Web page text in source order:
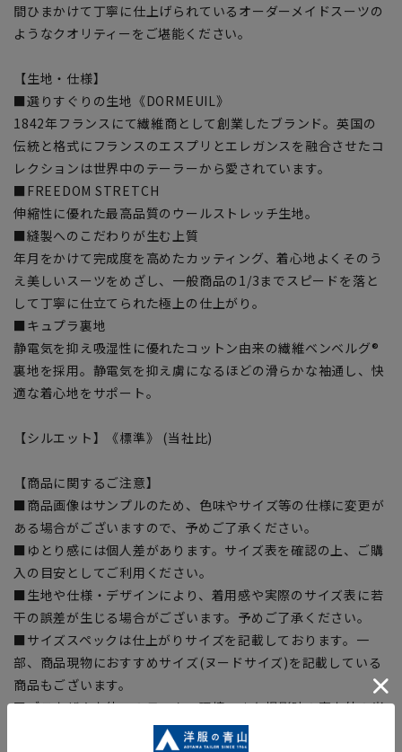
間ひまかけて丁寧に仕上げられているオーダーメイドスーツの
ようなクオリティーをご堪能ください。
【生地・仕様】
■選りすぐりの生地《DORMEUIL》
1842年フランスにて繊維商として創業したブランド。英国の
伝統と格式にフランスのエスプリとエレガンスを融合させたコ
レクションは世界中のテーラーから愛されています。
■FREEDOM STRETCH
伸縮性に優れた最高品質のウールストレッチ生地。
■縫製へのこだわりが生む上質
年月をかけて完成度を高めたカッティング、着心地よくそのう
え美しいスーツをめざし、一般商品の1/3までスピードを落と
して丁寧に仕立てられた極上の仕上がり。
■キュプラ裏地
静電気を抑え吸湿性に優れたコットン由来の繊維ベンベルグ®
裏地を採用。静電気を抑え虜になるほどの滑らかな袖通し、快
適な着心地をサポート。
【シルエット】《標準》 (当社比)
【商品に関するご注意】
■商品画像はサンプルのため、色味やサイズ等の仕様に変更が
ある場合がございますので、予めご了承ください。
■ゆとり感には個人差があります。サイズ表を確認の上、ご購
入の目安としてご利用ください。
■生地や仕様・デザインにより、着用感や実際のサイズ表に若
干の誤差が生じる場合がございます。予めご了承ください。
■サイズスペックは仕上がりサイズを記載しております。一
部、商品現物におすすめサイズ(ヌードサイズ)を記載している
商品もございます。
■ブラウザやお使いのモニター環境、また撮影時の室内外の光
加減により、実際の商品と掲載画像の色味が異なる場合がござ